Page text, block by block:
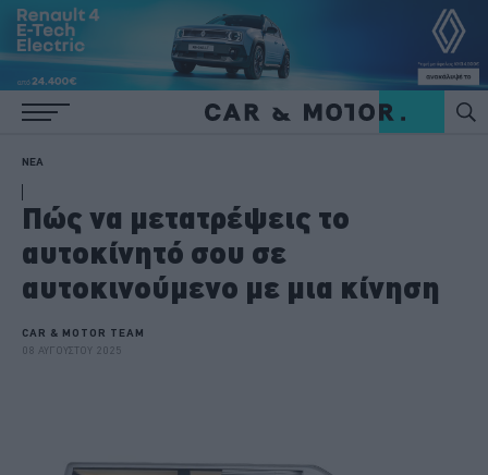
ΝΕΑ
Πώς να μετατρέψεις το
αυτοκίνητό σου σε
αυτοκινούμενο με μια κίνηση
CAR & MOTOR TEAM
08 ΑΥΓΟΥΣΤΟΥ 2025